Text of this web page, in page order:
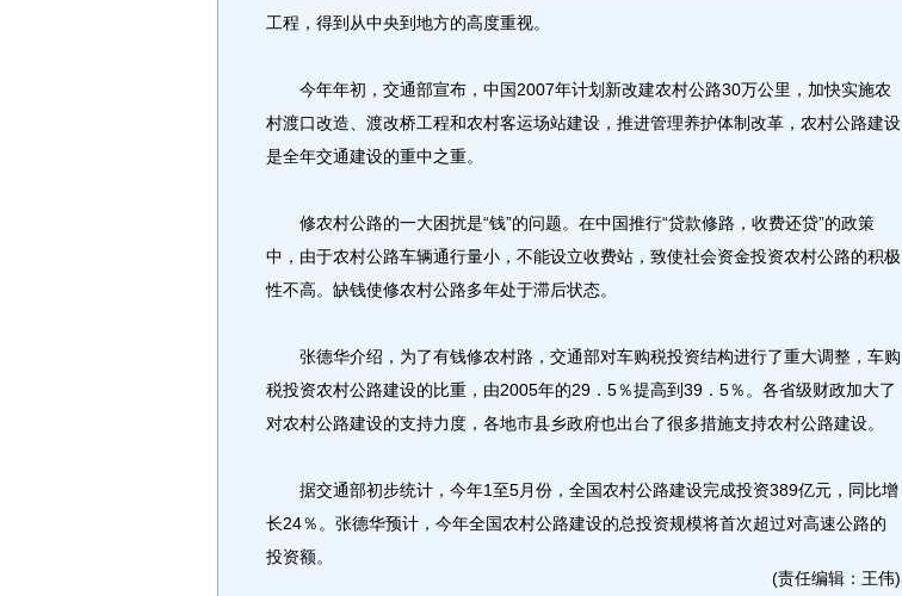
工程，得到从中央到地方的高度重视。
今年年初，交通部宣布，中国2007年计划新改建农村公路30万公里，加快实施农
村渡口改造、渡改桥工程和农村客运场站建设，推进管理养护体制改革，农村公路建设
是全年交通建设的重中之重。
修农村公路的一大困扰是“钱”的问题。在中国推行“贷款修路，收费还贷”的政策
中，由于农村公路车辆通行量小，不能设立收费站，致使社会资金投资农村公路的积极
性不高。缺钱使修农村公路多年处于滞后状态。
张德华介绍，为了有钱修农村路，交通部对车购税投资结构进行了重大调整，车购
税投资农村公路建设的比重，由2005年的29．5％提高到39．5％。各省级财政加大了
对农村公路建设的支持力度，各地市县乡政府也出台了很多措施支持农村公路建设。
据交通部初步统计，今年1至5月份，全国农村公路建设完成投资389亿元，同比增
长24％。张德华预计，今年全国农村公路建设的总投资规模将首次超过对高速公路的
投资额。
(责任编辑：王伟)